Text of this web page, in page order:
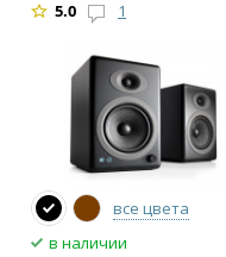
5.0 1
все цвета
в наличии